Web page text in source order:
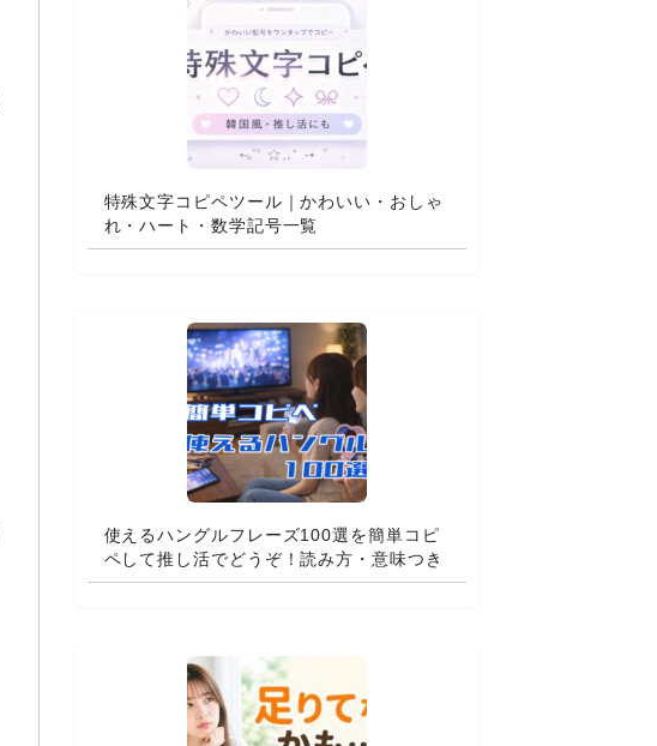
特殊文字コピペツール｜かわいい・おしゃ
れ・ハート・数学記号一覧
使えるハングルフレーズ100選を簡単コピ
ペして推し活でどうぞ！読み方・意味つき